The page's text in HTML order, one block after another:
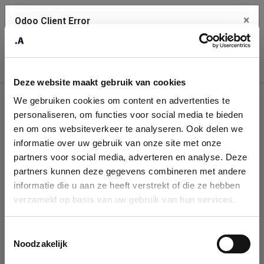
Deze website maakt gebruik van cookies
We gebruiken cookies om content en advertenties te
personaliseren, om functies voor social media te bieden
en om ons websiteverkeer te analyseren. Ook delen we
informatie over uw gebruik van onze site met onze
partners voor social media, adverteren en analyse. Deze
partners kunnen deze gegevens combineren met andere
informatie die u aan ze heeft verstrekt of die ze hebben
verzameld op basis van uw gebruik van hun services.
Noodzakelijk
Company
Identification
Please fill in your company details
You can search a company in our database by name, VAT or
enterprise ID. When a company is selected it will auto-complete the
form. If you don't find your company in our database, you can create
Odoo Client Error ×
service.
See details
Ok